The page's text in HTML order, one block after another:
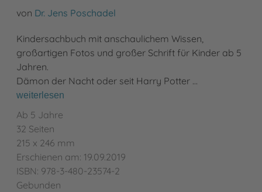
von Dr. Jens Poschadel
Kindersachbuch mit anschaulichem Wissen,
großartigen Fotos und großer Schrift für Kinder ab 5
Jahren.
Dämon der Nacht oder seit Harry Potter …
weiterlesen
Ab 5 Jahre
32 Seiten
215 x 246 mm
Erschienen am: 19.09.2019
ISBN: 978-3-480-23574-2
Gebunden